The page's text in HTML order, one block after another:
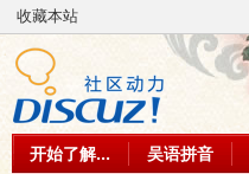
收藏本站
开始了解... 吴语拼音